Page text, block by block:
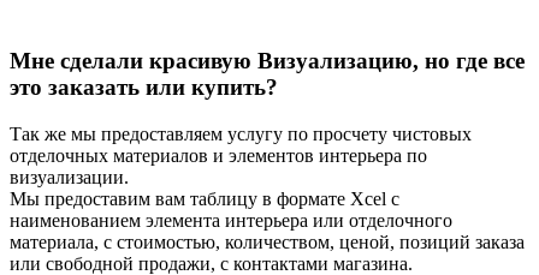
Мне сделали красивую Визуализацию, но где все
это заказать или купить?
Так же мы предоставляем услугу по просчету чистовых
отделочных материалов и элементов интерьера по
визуализации.
Мы предоставим вам таблицу в формате Xcel с
наименованием элемента интерьера или отделочного
материала, с стоимостью, количеством, ценой, позиций заказа
или свободной продажи, с контактами магазина.